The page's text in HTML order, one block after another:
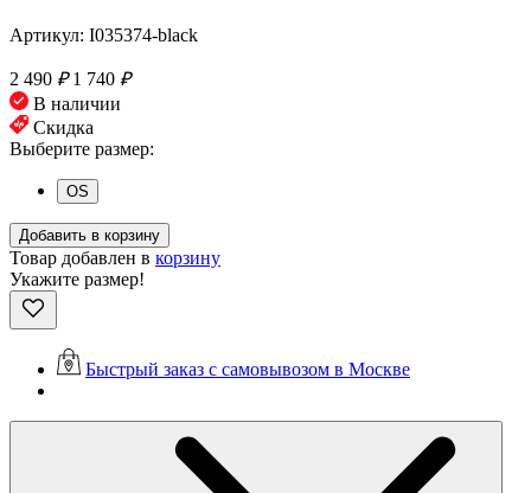
Артикул: I035374-black
2 490 ₽ 1 740 ₽
В наличии
Скидка
Выберите размер:
OS
Добавить в корзину
Товар добавлен в корзину
Укажите размер!
Быстрый заказ с самовывозом в Москве